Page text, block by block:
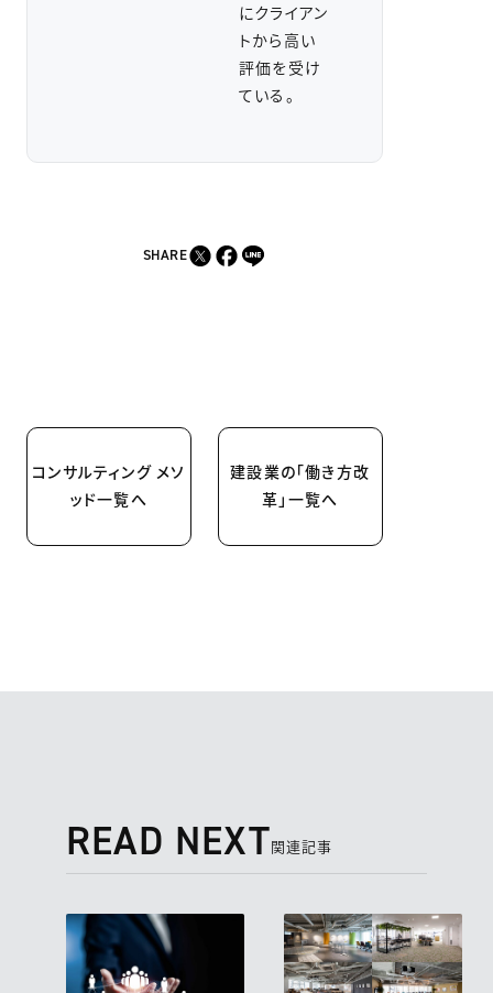
にクライアン
トから高い
評価を受け
ている。
SHARE
コンサルティング メソ
ッド一覧へ
建設業の「働き方改
革」一覧へ
READ NEXT関連記事